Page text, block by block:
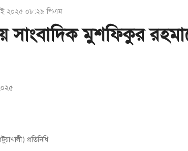
২০২৫ ০৮:২৯ পিএম
সাংবাদিক মুশফিকুর
প্রতিনিধি